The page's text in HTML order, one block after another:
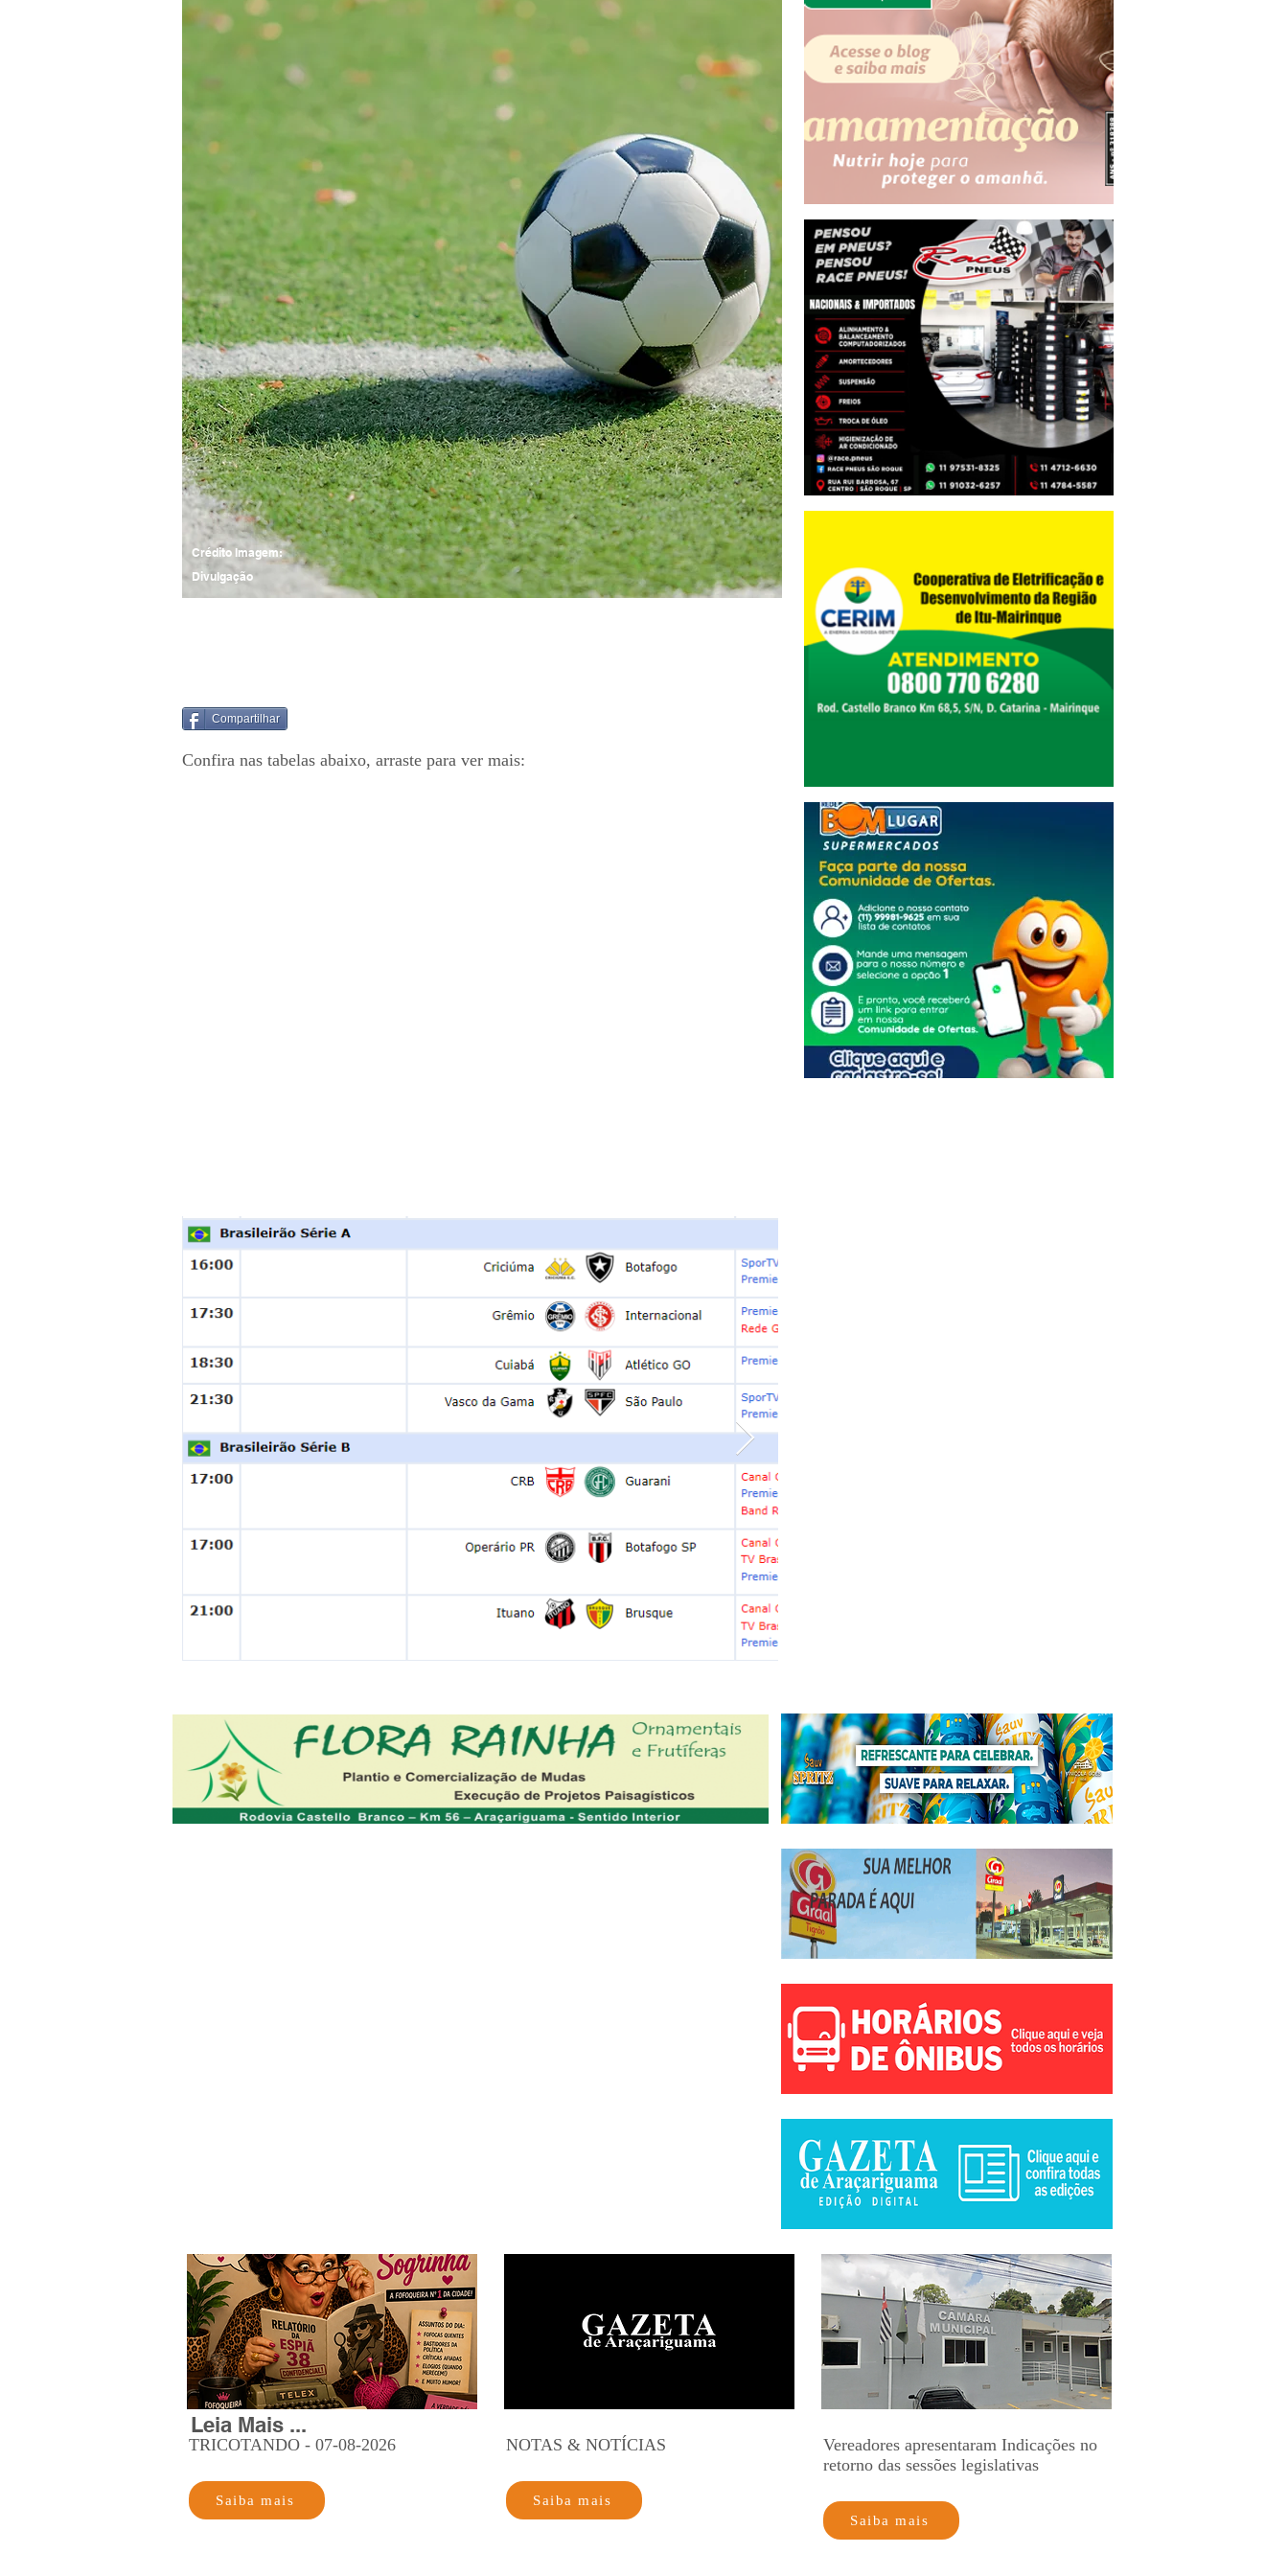
Divulgação
Crédito Imagem:
Compartilhar
Confira nas tabelas abaixo, arraste para ver mais:
Leia Mais ...
TRICOTANDO - 07-08-2026
Saiba mais
NOTAS & NOTÍCIAS
Saiba mais
Vereadores apresentaram Indicações no
retorno das sessões legislativas
Saiba mais